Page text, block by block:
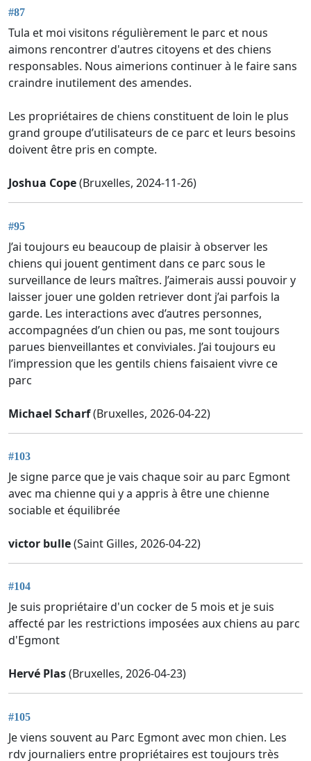
#87
Tula et moi visitons régulièrement le parc et nous
aimons rencontrer d'autres citoyens et des chiens
responsables. Nous aimerions continuer à le faire sans
craindre inutilement des amendes.
Les propriétaires de chiens constituent de loin le plus
grand groupe d’utilisateurs de ce parc et leurs besoins
doivent être pris en compte.
Joshua Cope(Bruxelles, 2024-11-26)
#95
J’ai toujours eu beaucoup de plaisir à observer les
chiens qui jouent gentiment dans ce parc sous le
surveillance de leurs maîtres. J’aimerais aussi pouvoir y
laisser jouer une golden retriever dont j’ai parfois la
garde. Les interactions avec d’autres personnes,
accompagnées d’un chien ou pas, me sont toujours
parues bienveillantes et conviviales. J’ai toujours eu
l’impression que les gentils chiens faisaient vivre ce
parc
Michael Scharf(Bruxelles, 2026-04-22)
#103
Je signe parce que je vais chaque soir au parc Egmont
avec ma chienne qui y a appris à être une chienne
sociable et équilibrée
victor bulle(Saint Gilles, 2026-04-22)
#104
Je suis propriétaire d'un cocker de 5 mois et je suis
affecté par les restrictions imposées aux chiens au parc
d'Egmont
Hervé Plas(Bruxelles, 2026-04-23)
#105
Je viens souvent au Parc Egmont avec mon chien. Les
rdv journaliers entre propriétaires est toujours très